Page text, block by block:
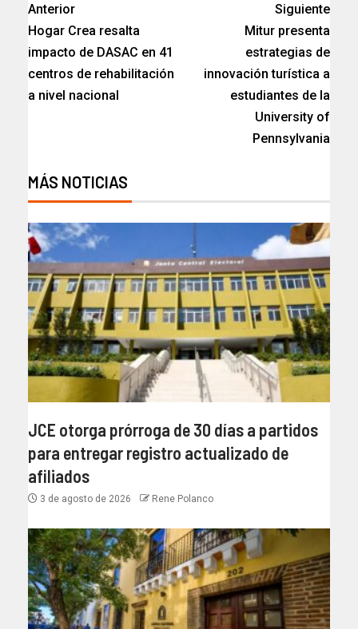
Anterior
Hogar Crea resalta
impacto de DASAC en 41
centros de rehabilitación
a nivel nacional
Siguiente
Mitur presenta
estrategias de
innovación turística a
estudiantes de la
University of
Pennsylvania
MÁS NOTICIAS
JCE otorga prórroga de 30 días a partidos
para entregar registro actualizado de
afiliados
3 de agosto de 2026 Rene Polanco